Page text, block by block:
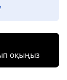
оқыңыз